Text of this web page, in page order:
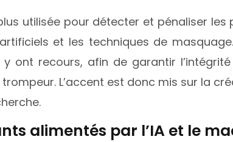
utilisée pour détecter et pénaliser
et les techniques de
ont recours, afin de garantir
L’accent est donc mis sur la
alimentés par l’IA et le